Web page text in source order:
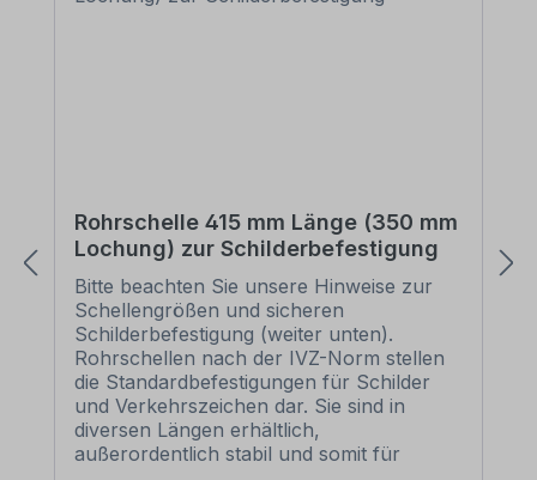
Rohrschelle 415 mm Länge (350 mm
Lochung) zur Schilderbefestigung
Bitte beachten Sie unsere Hinweise zur
Schellengrößen und sicheren
Schilderbefestigung (weiter unten).
Rohrschellen nach der IVZ-Norm stellen
die Standardbefestigungen für Schilder
und Verkehrszeichen dar. Sie sind in
diversen Längen erhältlich,
außerordentlich stabil und somit für